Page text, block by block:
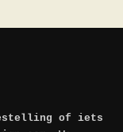
of iets